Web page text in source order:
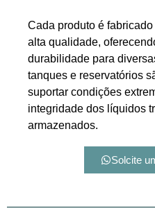
Cada produto é
alta qualidade,
durabilidade para
tanques e reservatórios
suportar condições
integridade dos líquidos
armazenados.
Solcite